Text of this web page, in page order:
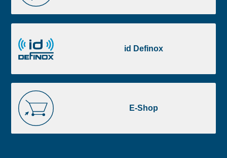
Portal
id Definox
Definox
E-Shop
Shop